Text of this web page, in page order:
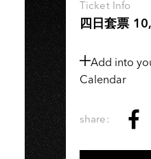
Ticket Info
四日套票
Add into
Calendar
share:
on
Copy